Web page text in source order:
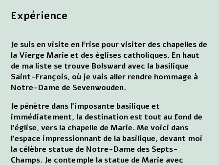
Expérience
Je suis en visite en Frise pour visiter des chapelles de
la Vierge Marie et des églises catholiques. En haut
de ma liste se trouve Bolsward avec la basilique
Saint-François, où je vais aller rendre hommage à
Notre-Dame de Sevenwouden.
Je pénètre dans l'imposante basilique et
immédiatement, la destination est tout au fond de
l'église, vers la chapelle de Marie. Me voici dans
l'espace impressionnant de la basilique, devant moi
la célèbre statue de Notre-Dame des Septs-
Champs. Je contemple la statue de Marie avec